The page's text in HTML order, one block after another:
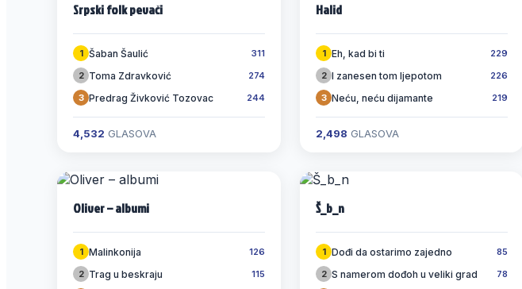
Srpski folk pevači
1 Šaban Šaulić
311
2 Toma Zdravković
274
3 Predrag Živković Tozovac 244
4,532 GLASOVA
Halid
1 Eh, kad bi ti
229
2 I zanesen tom ljepotom
226
3 Neću, neću dijamante 219
2,498 GLASOVA
Oliver – albumi
1 Malinkonija
126
2 Trag u beskraju
115
Š_b_n
1 Dođi da ostarimo zajedno
85
2 S namerom dođoh u veliki grad
78